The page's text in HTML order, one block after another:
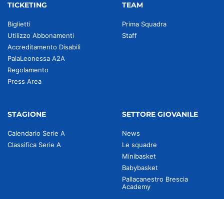
TICKETING
Biglietti
Utilizzo Abbonamenti
Accreditamento Disabili
PalaLeonessa A2A
Regolamento
Press Area
TEAM
Prima Squadra
Staff
STAGIONE
Calendario Serie A
Classifica Serie A
SETTORE GIOVANILE
News
Le squadre
Minibasket
Babybasket
Pallacanestro Brescia
Academy